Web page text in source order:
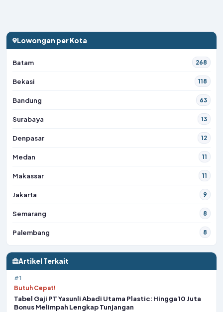
Lowongan per Kota
Batam 268
Bekasi 118
Bandung 63
Surabaya 13
Denpasar 12
Medan 11
Makassar 11
Jakarta 9
Semarang 8
Palembang 8
Artikel Terkait
#1
Butuh Cepat!
Tabel Gaji PT Yasunli Abadi Utama Plastic: Hingga 10 Juta
Bonus Melimpah Lengkap Tunjangan